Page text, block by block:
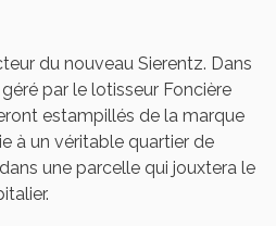
du nouveau Sierentz. Dans
par le lotisseur Foncière
estampillés de la marque
à un véritable quartier de
une parcelle qui jouxtera le